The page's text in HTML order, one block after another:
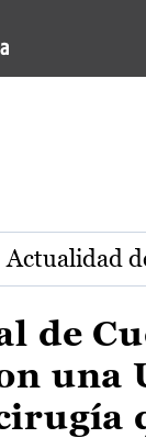
Actualidad
de
una